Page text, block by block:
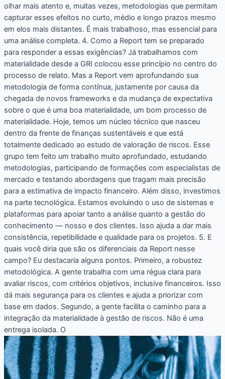
olhar mais atento e, muitas vezes, metodologias que permitam
capturar esses efeitos no curto, médio e longo prazos mesmo
em elos mais distantes. É mais trabalhoso, mas essencial para
uma análise completa. 4. Como a Report tem se preparado
para responder a essas exigências? Já trabalhamos com
materialidade desde a GRI colocou esse princípio no centro do
processo de relato. Mas a Report vem aprofundando sua
metodologia de forma contínua, justamente por causa da
chegada de novos frameworks e da mudança de expectativa
sobre o que é uma boa materialidade, um bom processo de
materialidade. Hoje, temos um núcleo técnico que nasceu
dentro da frente de finanças sustentáveis e que está
totalmente dedicado ao estudo de valoração de riscos. Esse
grupo tem feito um trabalho muito aprofundado, estudando
metodologias, participando de formações com especialistas de
mercado e testando abordagens que tragam mais precisão
para a estimativa de impacto financeiro. Além disso, investimos
na parte tecnológica. Estamos evoluindo o uso de sistemas e
plataformas para apoiar tanto a análise quanto a gestão do
conhecimento — nosso e dos clientes. Isso ajuda a dar mais
consistência, repetibilidade e qualidade para os projetos. 5. E
quais você diria que são os diferenciais da Report nesse
campo? Eu destacaria alguns pontos. Primeiro, a robustez
metodológica. A gente trabalha com uma régua clara para
avaliar riscos, com critérios objetivos, inclusive financeiros. Isso
dá mais segurança para os clientes e ajuda a priorizar com
base em dados. Segundo, a gente facilita o caminho para a
integração da materialidade à gestão de riscos. Não é uma
entrega isolada. O